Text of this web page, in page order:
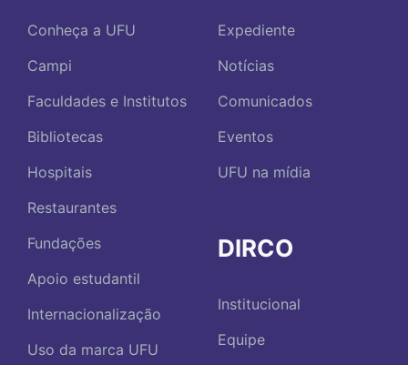
Conheça a UFU
Campi
Faculdades e Institutos
Bibliotecas
Hospitais
Restaurantes
Fundações
Apoio estudantil
Internacionalização
Uso da marca UFU
Expediente
Notícias
Comunicados
Eventos
UFU na mídia
DIRCO
Institucional
Equipe